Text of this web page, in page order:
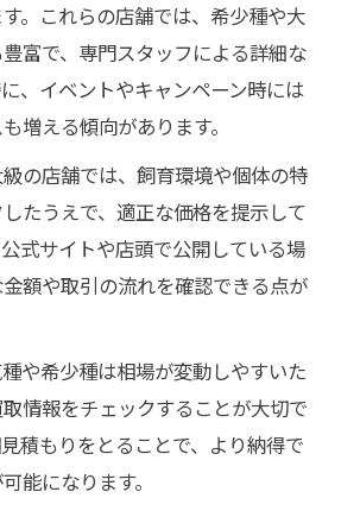
。これらの店舗では、希少種や大
富で、専門スタッフによる詳細な
、イベントやキャンペーン時には
増える傾向があります。
の店舗では、飼育環境や個体の特
たうえで、適正な価格を提示して
式サイトや店頭で公開している場
額や取引の流れを確認できる点が
や希少種は相場が変動しやすいた
情報をチェックすることが大切で
積もりをとることで、より納得で
能になります。